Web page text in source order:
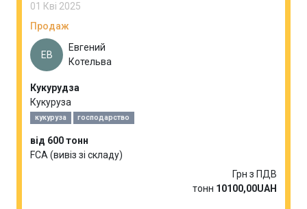
01 Кві 2025
Продаж
ЕВ
Евгений
Котельва
Кукурудза
Кукуруза
кукуруза господарство
від 600 тонн
FCA (вивіз зі складу)
Грн з ПДВ
тонн 10100,00UAH